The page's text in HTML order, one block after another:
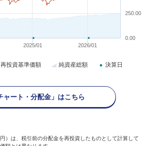
2025/01 2026/01
0.00
250.00
投資基準価額 純資産総額 決算日
ャート・分配金」はこちら
）は、税引前の分配金を再投資したものとして計算して